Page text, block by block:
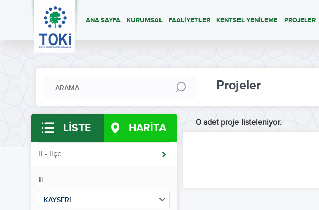
ANA SAYFA KURUMSAL FAALİYETLER KENTSEL YENİLEME PROJELER
Projeler
LİSTE HARİTA
İl - İlçe
İl
KAYSERİ
0 adet proje listeleniyor.